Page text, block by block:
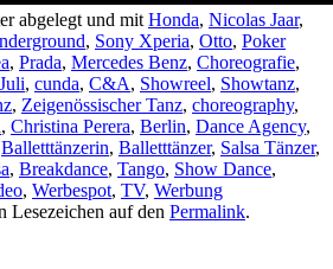
abgelegt und mit Honda, Nicolas Jaar,
, Sony Xperia, Otto, Poker
, Prada, Mercedes Benz, Choreografie,
Juli, cunda, C&A, Showreel, Showtanz,
, Zeigenössischer Tanz, choreography,
, Christina Perera, Berlin, Dance Agency,
Balletttänzerin, Balletttänzer, Salsa Tänzer,
, Breakdance, Tango, Show Dance,
, Werbespot, TV, Werbung
Lesezeichen auf den Permalink.